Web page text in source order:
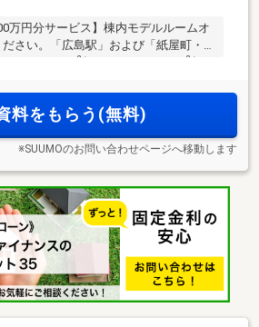
万円分サービス】棟内モデルルームオ
さい。「広島駅」および「紙屋町・
2 2
えるデザインレジデンスが誕生
料をもらう(無料)
※SUUMOのお問い合わせページへ移動します